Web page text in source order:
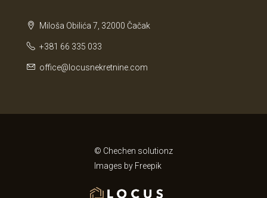
Miloša Obilića 7, 32000 Čačak
+381 66 335 033
office@locusnekretnine.com
© Chechen solutionz
Images by Freepik